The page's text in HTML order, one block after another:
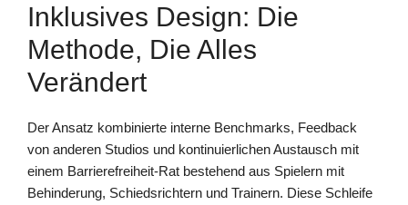
Inklusives Design: Die
Methode, Die Alles
Verändert
Der Ansatz kombinierte interne Benchmarks, Feedback
von anderen Studios und kontinuierlichen Austausch mit
einem Barrierefreiheit-Rat bestehend aus Spielern mit
Behinderung, Schiedsrichtern und Trainern. Diese Schleife